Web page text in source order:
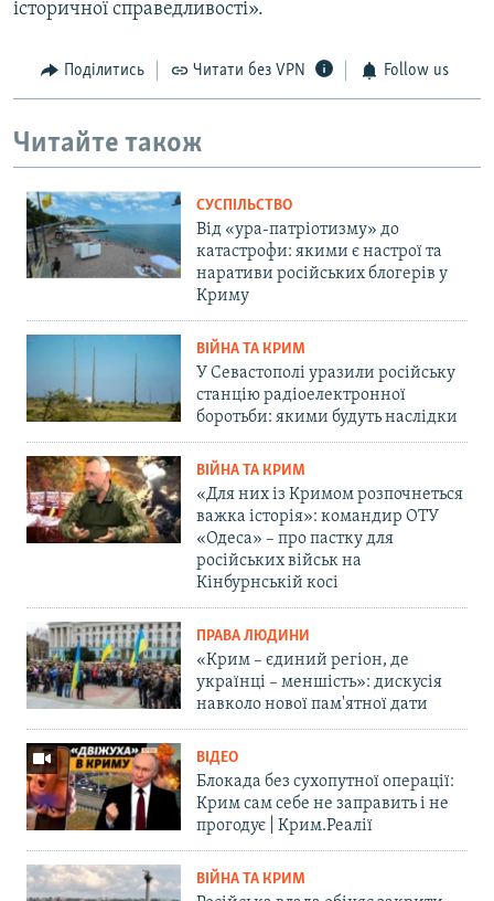
історичної справедливості».
Поділитись Читати без VPN Follow us
Читайте також
СУСПІЛЬСТВО
Від «ура-патріотизму» до
катастрофи: якими є настрої та
наративи російських блогерів у
Криму
ВІЙНА ТА КРИМ
У Севастополі уразили російську
станцію радіоелектронної
боротьби: якими будуть наслідки
ВІЙНА ТА КРИМ
«Для них із Кримом розпочнеться
важка історія»: командир ОТУ
«Одеса» – про пастку для
російських військ на
Кінбурнській косі
ПРАВА ЛЮДИНИ
«Крим – єдиний регіон, де
українці – меншість»: дискусія
навколо нової пам'ятної дати
ВІДЕО
Блокада без сухопутної операції:
Крим сам себе не заправить і не
прогодує | Крим.Реалії
ВІЙНА ТА КРИМ